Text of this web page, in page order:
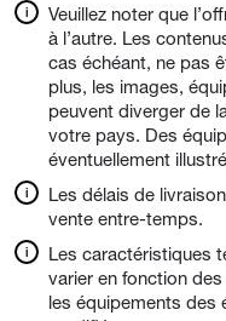
Veuillez noter que
à l’autre. Les
cas échéant, ne pas
plus, les images,
peuvent diverger de
votre pays. Des
éventuellement
Les délais de
vente entre-temps.
Les caractéristiques
varier en fonction
les équipements des